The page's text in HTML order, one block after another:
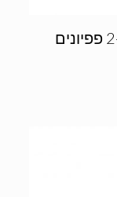
מגפי האגג דגם 3280 -2 פפיונים UGG